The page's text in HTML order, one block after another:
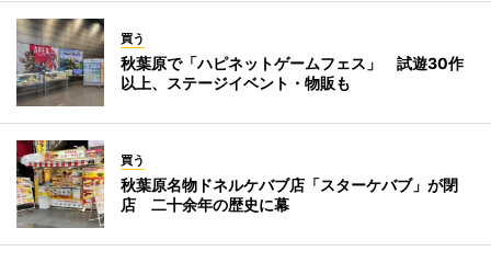
買う
秋葉原で「ハピネットゲームフェス」 試遊30作
以上、ステージイベント・物販も
買う
秋葉原名物ドネルケバブ店「スターケバブ」が閉
店 二十余年の歴史に幕